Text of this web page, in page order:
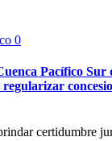
0
Pacífico Sur
certidumbre